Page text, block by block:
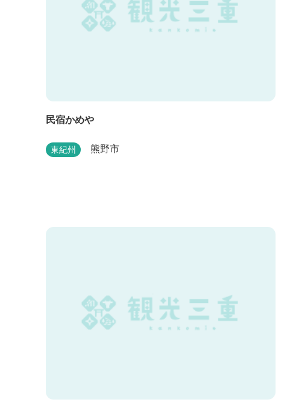
民宿かめや
東紀州 熊野市